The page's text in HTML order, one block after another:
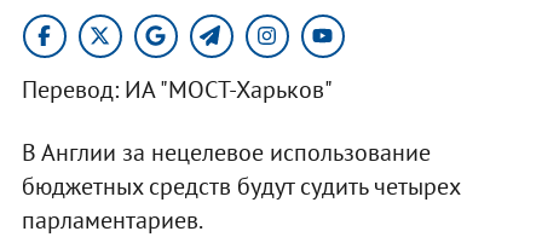
Перевод: ИА "МОСТ-Харьков"
В Англии за нецелевое использование
бюджетных средств будут судить четырех
парламентариев.